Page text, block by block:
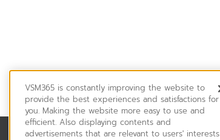
VSM365 is constantly improving the website to
provide the best experiences and satisfactions for
you. Making the website more easy to use and
efficient. Also displaying contents and
advertisements that are relevant to users' interests